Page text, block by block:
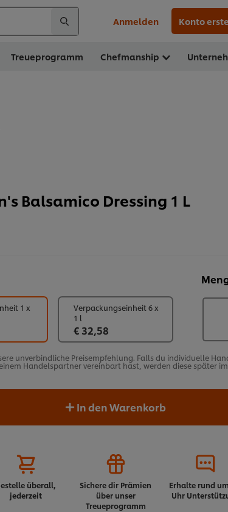
Anmelden Konto
Treueprogramm Chefmanship
Balsamico Dressing 1 L
1 x
Verpackungseinheit 6 x
1 l
€ 32,58
unverbindliche Preisempfehlung. Falls du individuelle
Handelspartner vereinbart hast, werden diese später
In den Warenkorb
überall,
jederzeit
Sichere dir Prämien
über unser
Treueprogramm
Erhalte rund
Uhr